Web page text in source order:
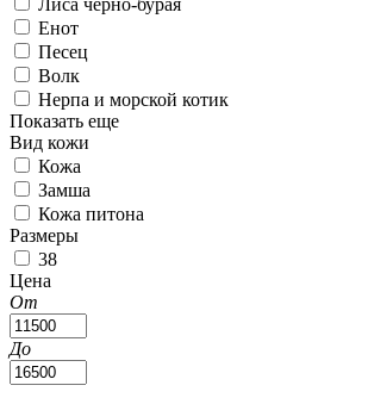
Лиса черно-бурая
Енот
Песец
Волк
Нерпа и морской котик
Показать еще
Вид кожи
Кожа
Замша
Кожа питона
Размеры
38
Цена
От
До